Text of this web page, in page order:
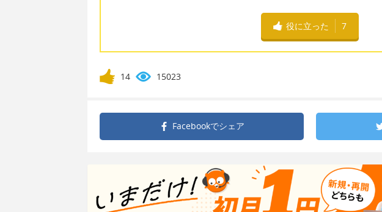
役に立った 7
14 15023
Facebookでシェア